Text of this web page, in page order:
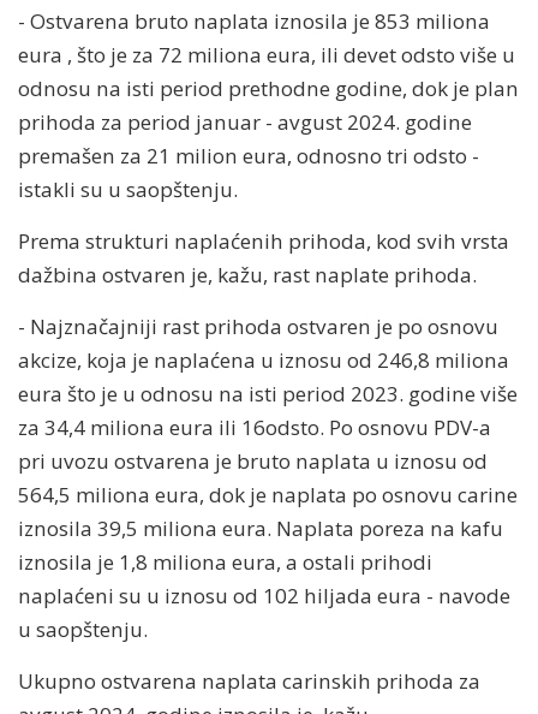
- Ostvarena bruto naplata iznosila je 853 miliona
eura , što je za 72 miliona eura, ili devet odsto više u
odnosu na isti period prethodne godine, dok je plan
prihoda za period januar - avgust 2024. godine
premašen za 21 milion eura, odnosno tri odsto -
istakli su u saopštenju.
Prema strukturi naplaćenih prihoda, kod svih vrsta
dažbina ostvaren je, kažu, rast naplate prihoda.
- Najznačajniji rast prihoda ostvaren je po osnovu
akcize, koja je naplaćena u iznosu od 246,8 miliona
eura što je u odnosu na isti period 2023. godine više
za 34,4 miliona eura ili 16odsto. Po osnovu PDV-a
pri uvozu ostvarena je bruto naplata u iznosu od
564,5 miliona eura, dok je naplata po osnovu carine
iznosila 39,5 miliona eura. Naplata poreza na kafu
iznosila je 1,8 miliona eura, a ostali prihodi
naplaćeni su u iznosu od 102 hiljada eura - navode
u saopštenju.
Ukupno ostvarena naplata carinskih prihoda za